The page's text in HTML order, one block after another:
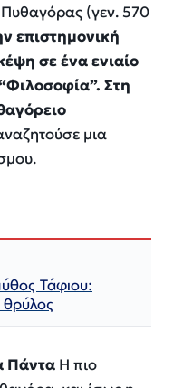
Πυθαγόρας (γεν. 570
επιστημονική
σε ένα ενιαίο
Στη
μια
Τάφιου:
Πάντα Η πιο